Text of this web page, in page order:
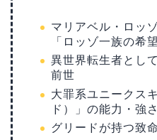
マリアベル・ロッ
「ロッゾ一族の希
異世界転生者とし
前世
大罪系ユニークス
ド）」の能力・強
グリードが持つ致